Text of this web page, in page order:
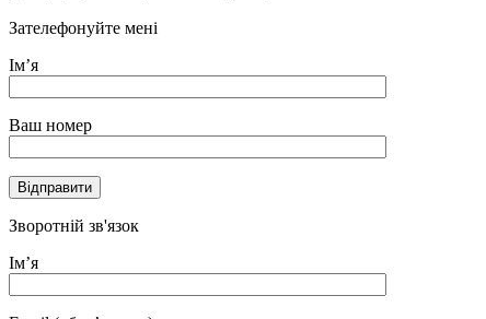
Зателефонуйте мені
Ім’я
Ваш номер
Зворотній зв'язок
Ім’я